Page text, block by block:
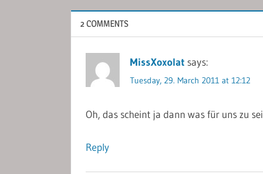
2 COMMENTS
MissXoxolat says:
Tuesday, 29. March 2011 at 12:12
Oh, das scheint ja dann was für uns zu
Reply